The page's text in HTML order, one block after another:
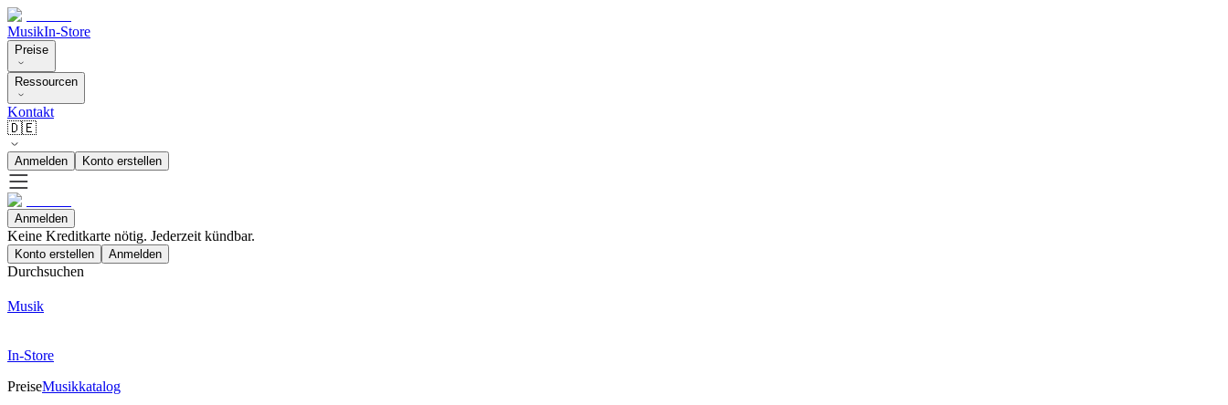
MusikIn-Store
Preise
Ressourcen
Kontakt
🇩🇪
Anmelden Konto erstellen
Anmelden
Keine Kreditkarte nötig. Jederzeit kündbar.
Konto erstellen Anmelden
Durchsuchen
Musik
In-Store
PreiseMusikkatalog